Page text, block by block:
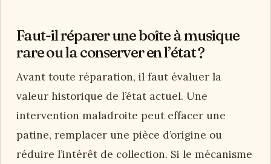
Faut-il réparer une boîte à musique
rare ou la conserver en l’état ?
Avant toute réparation, il faut évaluer la
valeur historique de l’état actuel. Une
intervention maladroite peut effacer une
patine, remplacer une pièce d’origine ou
réduire l’intérêt de collection. Si le mécanisme